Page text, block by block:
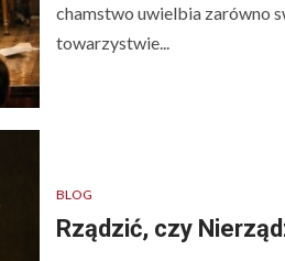
chamstwo uwielbia zarówno
towarzystwie...
BLOG
Rządzić, czy